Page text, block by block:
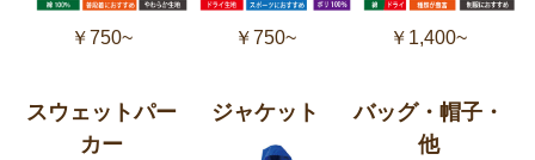
￥750~ ￥750~ ￥1,400~
スウェットパー
カー
ジャケット
バッグ・帽子・
他